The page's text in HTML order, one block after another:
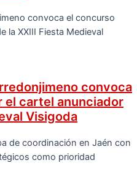
convoca
el cartel anunciador
Visigoda